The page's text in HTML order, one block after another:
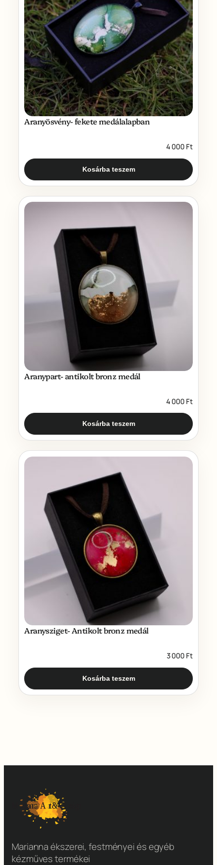
Aranyösvény- fekete medálalapban
4 000 Ft
Kosárba teszem
Aranypart- antikolt bronz medál
4 000 Ft
Kosárba teszem
Aranysziget- Antikolt bronz medál
3 000 Ft
Kosárba teszem
Marianna ékszerei, festményei és egyéb
kézműves termékei